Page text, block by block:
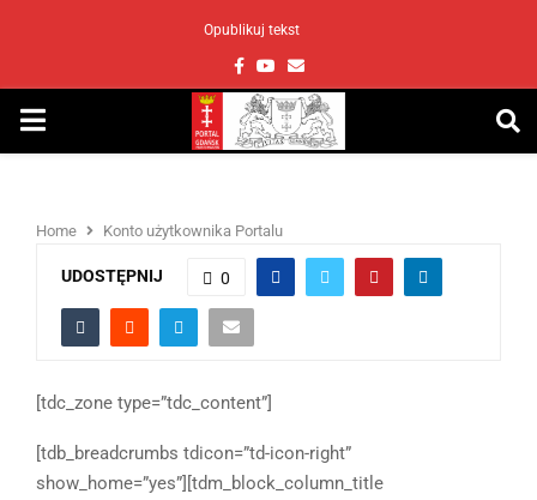
Opublikuj tekst
Facebook
Youtube
Email
PRIMARY
Home Konto użytkownika Portalu
UDOSTĘPNIJ 0
[tdc_zone type=”tdc_content”]
[tdb_breadcrumbs tdicon=”td-icon-right”
show_home=”yes”][tdm_block_column_title